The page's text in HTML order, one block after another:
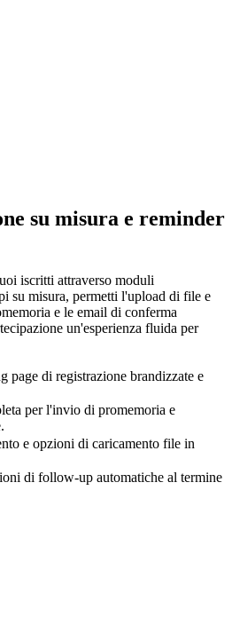
su misura e reminder
iscritti attraverso moduli
su misura, permetti l'upload di file e
e le email di conferma
un'esperienza fluida per
page di registrazione brandizzate e
per l'invio di promemoria e
e opzioni di caricamento file in
di follow-up automatiche al termine